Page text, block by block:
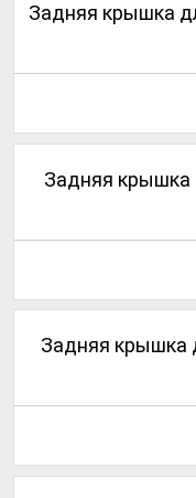
Задняя крышка
Задняя крышка
Задняя крышка